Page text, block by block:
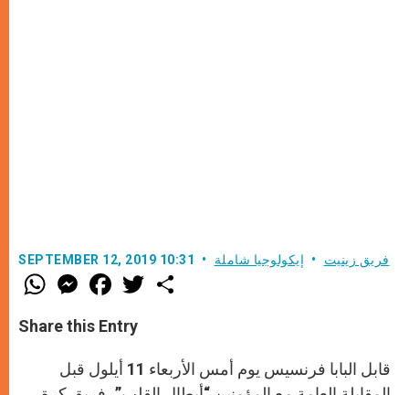
SEPTEMBER 12, 2019 10:31 فريق زينيت إيكولوجيا شاملة
W
h
t
s
M
e
s
e
g
e
F
a
e
b
o
k
w
r
Share this Entry
قابل البابا فرنسيس يوم أمس الأربعاء 11 أيلول قبل